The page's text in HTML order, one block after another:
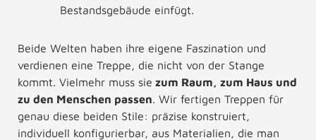
Bestandsgebäude einfügt.
Beide Welten haben ihre eigene Faszination und
verdienen eine Treppe, die nicht von der Stange
kommt. Vielmehr muss sie zum Raum, zum Haus und
zu den Menschen passen. Wir fertigen Treppen für
genau diese beiden Stile: präzise konstruiert,
individuell konfigurierbar, aus Materialien, die man